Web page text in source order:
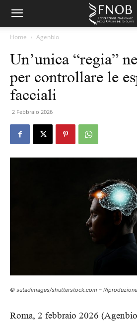
Home Agenbio
Un’unica “regia”
per controllare le
facciali
2 Febbraio 2026
© sutadimages/shutterstock.com –
Roma, 2 febbraio 2026